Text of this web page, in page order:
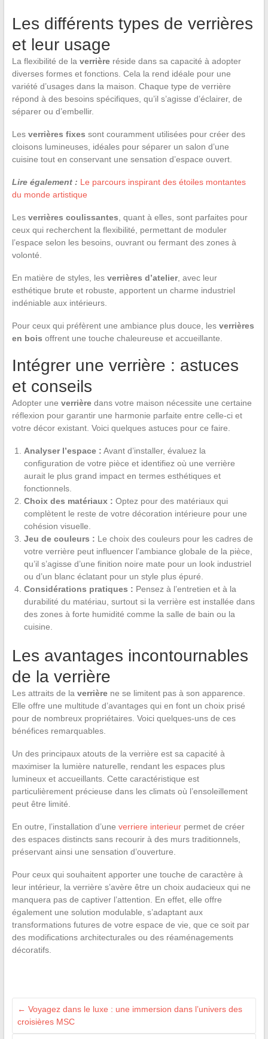
Les différents types de verrières
et leur usage
La flexibilité de la verrièreréside dans sa capacité à adopter
diverses formes et fonctions. Cela la rend idéale pour une
variété d’usages dans la maison. Chaque type de verrière
répond à des besoins spécifiques, qu’il s’agisse d’éclairer, de
séparer ou d’embellir.
Les verrières fixes sont couramment utilisées pour créer des
cloisons lumineuses, idéales pour séparer un salon d’une
cuisine tout en conservant une sensation d’espace ouvert.
Lire également : Le parcours inspirant des étoiles montantes
du monde artistique
Les verrières coulissantes , quant à elles, sont parfaites pour
ceux qui recherchent la flexibilité, permettant de moduler
l’espace selon les besoins, ouvrant ou fermant des zones à
volonté.
En matière de styles, les verrières d’atelier, avec leur
esthétique brute et robuste, apportent un charme industriel
indéniable aux intérieurs.
Pour ceux qui préfèrent une ambiance plus douce, les verrières
en bois offrent une touche chaleureuse et accueillante.
Intégrer une verrière : astuces
et conseils
Adopter une verrièredans votre maison nécessite une certaine
réflexion pour garantir une harmonie parfaite entre celle-ci et
votre décor existant. Voici quelques astuces pour ce faire.
Analyser l’espace : Avant d’installer, évaluez la
configuration de votre pièce et identifiez où une verrière
aurait le plus grand impact en termes esthétiques et
fonctionnels.
Choix des matériaux : Optez pour des matériaux qui
complètent le reste de votre décoration intérieure pour une
cohésion visuelle.
Jeu de couleurs : Le choix des couleurs pour les cadres de
votre verrière peut influencer l’ambiance globale de la pièce,
qu’il s’agisse d’une finition noire mate pour un look industriel
ou d’un blanc éclatant pour un style plus épuré.
Considérations pratiques : Pensez à l’entretien et à la
durabilité du matériau, surtout si la verrière est installée dans
des zones à forte humidité comme la salle de bain ou la
cuisine.
Les avantages incontournables
de la verrière
Les attraits de la verrièrene se limitent pas à son apparence.
Elle offre une multitude d’avantages qui en font un choix prisé
pour de nombreux propriétaires. Voici quelques-uns de ces
bénéfices remarquables.
Un des principaux atouts de la verrière est sa capacité à
maximiser la lumière naturelle, rendant les espaces plus
lumineux et accueillants. Cette caractéristique est
particulièrement précieuse dans les climats où l’ensoleillement
peut être limité.
En outre, l’installation d’une verriere interieurpermet de créer
des espaces distincts sans recourir à des murs traditionnels,
préservant ainsi une sensation d’ouverture.
Pour ceux qui souhaitent apporter une touche de caractère à
leur intérieur, la verrière s’avère être un choix audacieux qui ne
manquera pas de captiver l’attention. En effet, elle offre
également une solution modulable, s’adaptant aux
transformations futures de votre espace de vie, que ce soit par
des modifications architecturales ou des réaménagements
décoratifs.
← Voyagez dans le luxe : une immersion dans l’univers des
croisières MSC